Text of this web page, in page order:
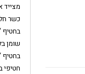
מצייד
כשר
שומן
בחטיף “נוגו” אחד יש 1.5 גרם
חטיפי